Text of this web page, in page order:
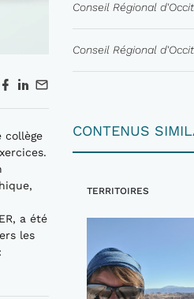
collège
a été
les
Conseil Régional
Conseil Régional
CONTENUS
TERRITOIRES